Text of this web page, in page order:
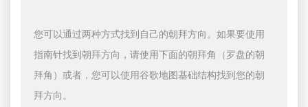
您可以通过两种方式找到自己的朝拜方向。如果要使用
指南针找到朝拜方向，请使用下面的朝拜角（罗盘的朝
拜角）或者，您可以使用谷歌地图基础结构找到您的朝
拜方向。